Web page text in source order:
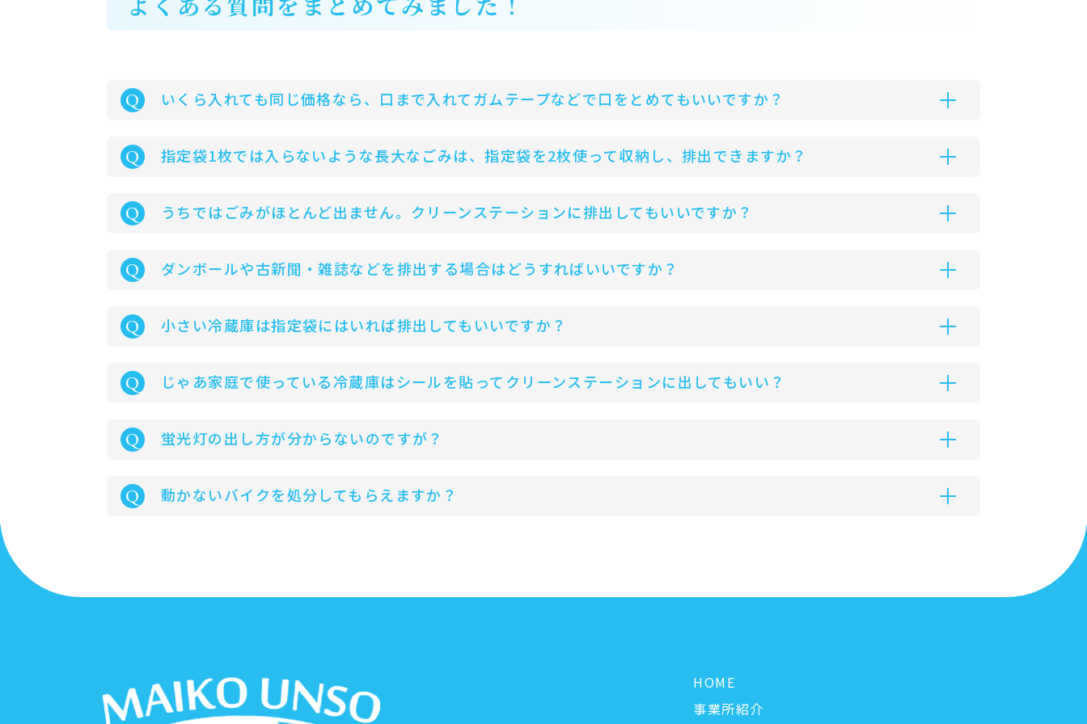
Q いくら入れても同じ価格なら、口まで入れてガムテープなどで口をとめてもいいですか？
Q 指定袋1枚では入らないような長大なごみは、指定袋を2枚使って収納し、排出できますか？
Q うちではごみがほとんど出ません。クリーンステーションに排出してもいいですか？
Q ダンボールや古新聞・雑誌などを排出する場合はどうすればいいですか？
Q 小さい冷蔵庫は指定袋にはいれば排出してもいいですか？
Q じゃあ家庭で使っている冷蔵庫はシールを貼ってクリーンステーションに出してもいい？
Q 蛍光灯の出し方が分からないのですが？
Q 動かないバイクを処分してもらえますか？
HOME
事業所紹介